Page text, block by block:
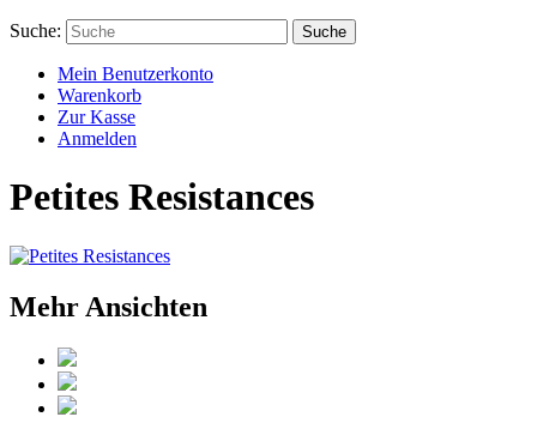
Suche: Suche
Mein Benutzerkonto
Warenkorb
Zur Kasse
Anmelden
Petites Resistances
Mehr Ansichten